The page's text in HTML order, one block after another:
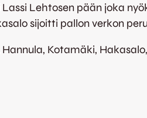
Lehtosen pään joka
sijoitti pallon verkon
Kotamäki,